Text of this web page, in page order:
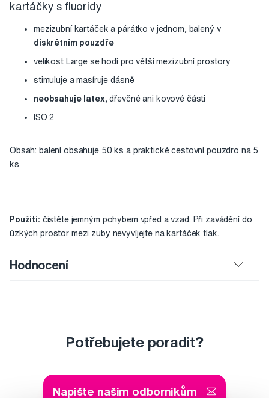
kartáčky s fluoridy
mezizubní kartáček a párátko v jednom, balený v
diskrétním pouzdře
velikost Large se hodí pro větší mezizubní prostory
stimuluje a masíruje dásně
neobsahuje latex, dřevěné ani kovové části
ISO 2
Obsah: balení obsahuje 50 ks a praktické cestovní pouzdro na 5
ks
Použití: čistěte jemným pohybem vpřed a vzad. Při zavádění do
úzkých prostor mezi zuby nevyvíjejte na kartáček tlak.
Hodnocení
Potřebujete poradit?
Napište našim odborníkům